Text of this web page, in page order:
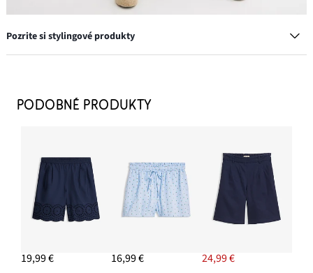
Pozrite si stylingové produkty
Prstene, 8 kusov, rôzne dizajny
PRIDAŤ DO KOŠÍKA
Vrúbkovaný športový top z čistej bio bavlny (2 ks v
-14%
PODOBNÉ PRODUKTY
19,99 € 16,99 € 24,99 €